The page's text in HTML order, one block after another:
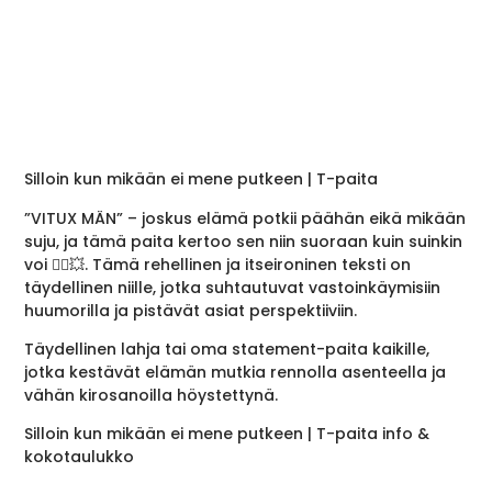
Silloin kun mikään ei mene putkeen | T-paita
”VITUX MÄN” – joskus elämä potkii päähän eikä mikään
suju, ja tämä paita kertoo sen niin suoraan kuin suinkin
voi 🤷‍♂️💥. Tämä rehellinen ja itseironinen teksti on
täydellinen niille, jotka suhtautuvat vastoinkäymisiin
huumorilla ja pistävät asiat perspektiiviin.
Täydellinen lahja tai oma statement-paita kaikille,
jotka kestävät elämän mutkia rennolla asenteella ja
vähän kirosanoilla höystettynä.
Silloin kun mikään ei mene putkeen | T-paita info &
kokotaulukko